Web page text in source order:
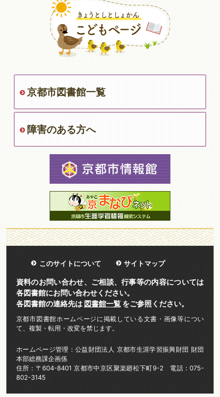
京都市図書館一覧
障害のある方へ
このサイトについて サイトマップ
資料のお問い合わせ、ご相談、行事等の内容については
各図書館にお問い合わせください。
各図書館の連絡先は 図書館一覧をご参照ください。
京都市図書館ホームページに掲載している文書・画像等につい
て、複製・転用・改変を禁じます。
ホームページ管理：公益財団法人 京都市生涯学習振興財団 財団
本部総務課企画係
住所：〒604-8401 京都市中京区聚楽廻松下町9-2 電話：075-
802-3145